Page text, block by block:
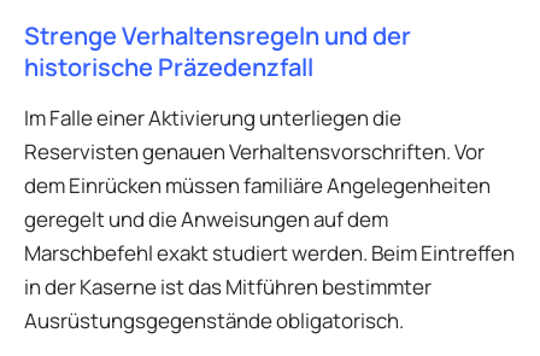
Strenge Verhaltensregeln und der
historische Präzedenzfall
Im Falle einer Aktivierung unterliegen die
Reservisten genauen Verhaltensvorschriften. Vor
dem Einrücken müssen familiäre Angelegenheiten
geregelt und die Anweisungen auf dem
Marschbefehl exakt studiert werden. Beim Eintreffen
in der Kaserne ist das Mitführen bestimmter
Ausrüstungsgegenstände obligatorisch.